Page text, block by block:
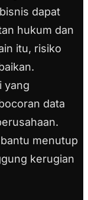
dapat
hukum dan
itu, risiko
yang
data
menutup
kerugian